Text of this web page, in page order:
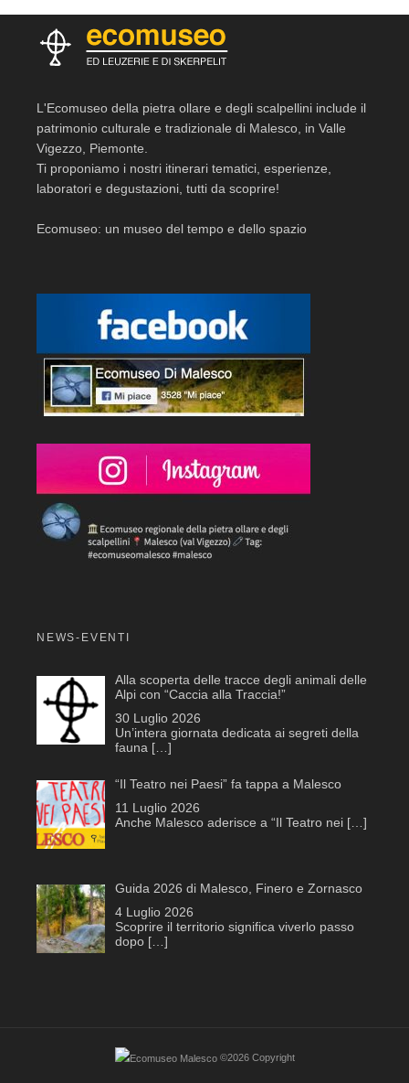
L'Ecomuseo della pietra ollare e degli scalpellini include il
patrimonio culturale e tradizionale di Malesco, in Valle
Vigezzo, Piemonte.
Ti proponiamo i nostri itinerari tematici, esperienze,
laboratori e degustazioni, tutti da scoprire!
Ecomuseo: un museo del tempo e dello spazio
NEWS-EVENTI
Alla scoperta delle tracce degli animali delle
Alpi con “Caccia alla Traccia!”
30 Luglio 2026
Un’intera giornata dedicata ai segreti della
fauna […]
“Il Teatro nei Paesi” fa tappa a Malesco
11 Luglio 2026
Anche Malesco aderisce a “Il Teatro nei […]
Guida 2026 di Malesco, Finero e Zornasco
4 Luglio 2026
Scoprire il territorio significa viverlo passo
dopo […]
©2026 Copyright